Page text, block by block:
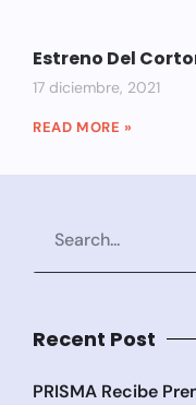
Estreno Del
17 diciembre, 2021
READ MORE »
Recent Post
PRISMA Recibe